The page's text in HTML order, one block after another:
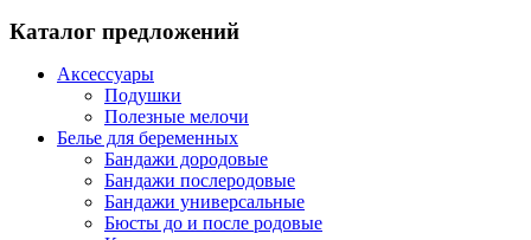
Каталог предложений
Аксессуары
Подушки
Полезные мелочи
Белье для беременных
Бандажи дородовые
Бандажи послеродовые
Бандажи универсальные
Бюсты до и после родовые